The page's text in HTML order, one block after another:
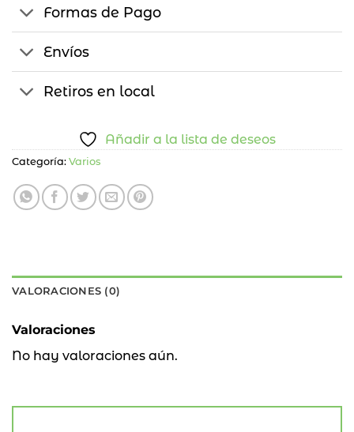
Formas de Pago
Envíos
Retiros en local
Añadir a la lista de deseos
Categoría: Varios
VALORACIONES (0)
Valoraciones
No hay valoraciones aún.